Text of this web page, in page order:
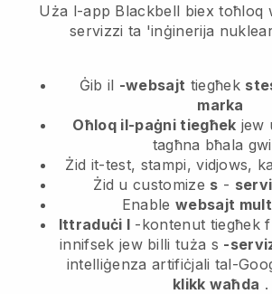
Uża l-app Blackbell biex toħloq
servizzi ta 'inġinerija
Ġib il -websajt tiegħek
marka
Oħloq il-paġni tiegħek jew
tagħna bħala
Żid it-test, stampi, vidjows,
Żid u customize s -
Enablewebsajt
Ittraduċi l -kontenut tiegħek
innifsek jew billi tuża s -
intelliġenza artifiċjali tal-
klikk waħda .